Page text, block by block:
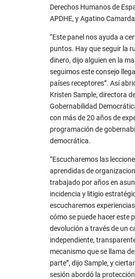
Derechos Humanos de
APDHE, y Agatino
“Este panel nos ayuda a
puntos. Hay que seguir la
dinero, dijo alguien en la
seguimos este consejo
países receptores”. Así
Kristen Sample, directora
Gobernabilidad
con más de 20 años de
programación de
democrática.
“Escucharemos las
aprendidas de
trabajado por años en
incidencia y litigio
escucharemos
cómo se puede hacer este
devolución a través de un
independiente,
mecanismo que se llama
parte”, dijo Sample, y
sesión abordó la